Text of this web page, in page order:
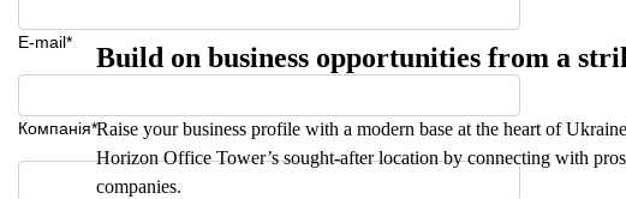
E-mail*
Компанія*
Build on business opportunities from a
Raise your business profile with a modern base at the heart of
Horizon Office Tower’s sought-after location by connecting with
companies.